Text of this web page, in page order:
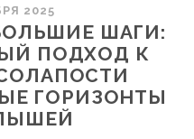
2025
ШАГИ:
ПОДХОД К
ГОРИЗОНТЫ